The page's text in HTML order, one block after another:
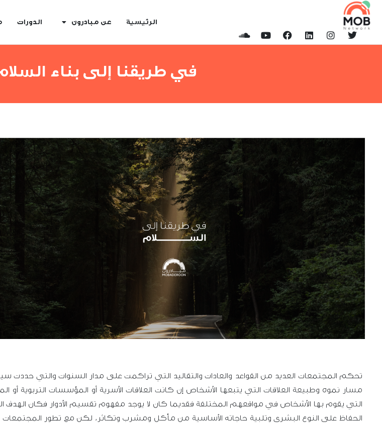
الرئيسية عن مبادرون الدورات
في طريقنا إلى بناء
تحكم المجتمعات العديد من القواعد والعادات والتقاليد التي تراكمت على مدار السنوات والتي حددت
مسار نموه وطبيعة العلاقات التي يتبعها الأشخاص إن كانت العلاقات الأسرية أو المؤسسات التربوية أو
التي يقوم بها الأشخاص في مواقعهم المختلفة فقديما كان لا يوجد مفهوم تقسيم الأدوار فكان الهدف
الحفاظ على النوع البشري وتلبية حاجاته الأساسية من مأكل ومشرب وتكاثر، لكن مع تطور المجتمعات